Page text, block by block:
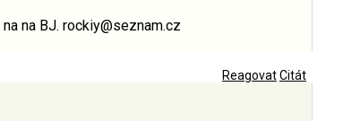
na BJ. rockiy@seznam.cz
ReagovatCitát